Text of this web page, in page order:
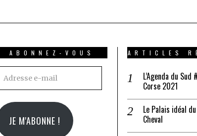
ABONNEZ-VOUS
Adresse
mail
JE M'ABONNE !
ARTICLES
L’Agenda du Sud
Corse 2021
Le Palais idéal
Cheval